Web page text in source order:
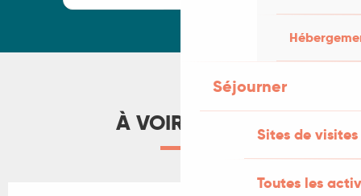
Séjourner
Sites de visites
Toutes les
À VOIR AUSSI